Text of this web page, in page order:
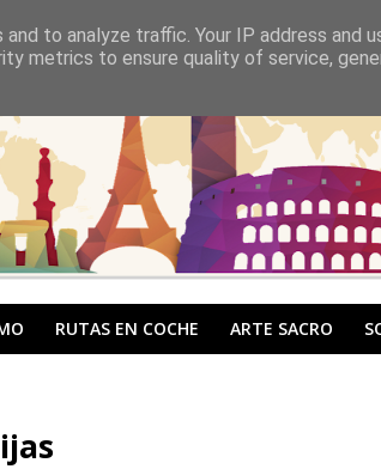
RUTAS EN COCHE ARTE SACRO
to analyze traffic. Your IP address and
metrics to ensure quality of service,